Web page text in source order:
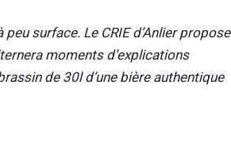
surface. Le CRIE d’Anlier propose
moments d’explications
de 30l d’une bière authentique